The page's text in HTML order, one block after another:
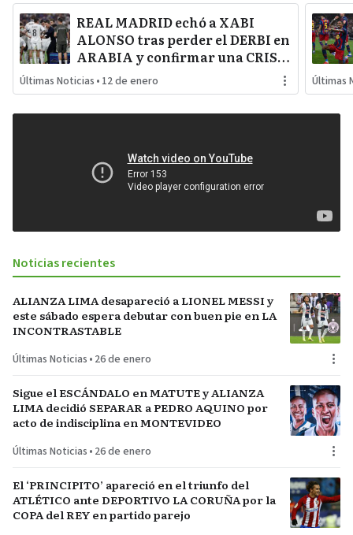
REAL MADRID echó a XABI
ALONSO tras perder el DERBI en
ARABIA y confirmar una CRISIS
INTERNA con jugadores
referentes del plantel
Últimas Noticias • 12 de enero Últimas
Noticias recientes
ALIANZA LIMA desapareció a LIONEL MESSI y
este sábado espera debutar con buen pie en LA
INCONTRASTABLE
Últimas Noticias • 26 de enero
Sigue el ESCÁNDALO en MATUTE y ALIANZA
LIMA decidió SEPARAR a PEDRO AQUINO por
acto de indisciplina en MONTEVIDEO
Últimas Noticias • 26 de enero
El ‘PRINCIPITO’ apareció en el triunfo del
ATLÉTICO ante DEPORTIVO LA CORUÑA por la
COPA del REY en partido parejo